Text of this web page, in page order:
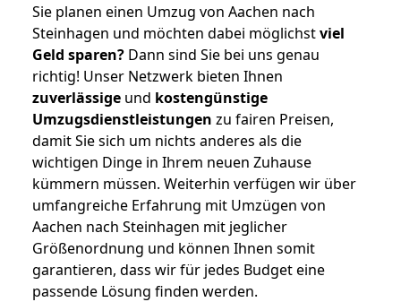
Sie planen einen Umzug von Aachen nach
Steinhagen und möchten dabei möglichstviel
Geld sparen? Dann sind Sie bei uns genau
richtig! Unser Netzwerk bieten Ihnen
zuverlässige und kostengünstige
Umzugsdienstleistungen zu fairen Preisen,
damit Sie sich um nichts anderes als die
wichtigen Dinge in Ihrem neuen Zuhause
kümmern müssen. Weiterhin verfügen wir über
umfangreiche Erfahrung mit Umzügen von
Aachen nach Steinhagen mit jeglicher
Größenordnung und können Ihnen somit
garantieren, dass wir für jedes Budget eine
passende Lösung finden werden.